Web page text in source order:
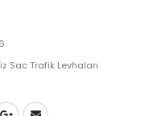
Sac Trafik Levhaları